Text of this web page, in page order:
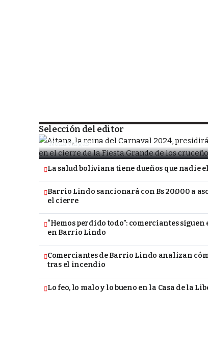
Selección del editor
tradicional Carnavalito
Nona Vargas
La salud boliviana tiene dueños que nadie
Barrio Lindo sancionará con Bs 20.000 a
el cierre
“Hemos perdido todo”: comerciantes
en Barrio Lindo
Comerciantes de Barrio Lindo analizan
tras el incendio
Lo feo, lo malo y lo bueno en la Casa de la